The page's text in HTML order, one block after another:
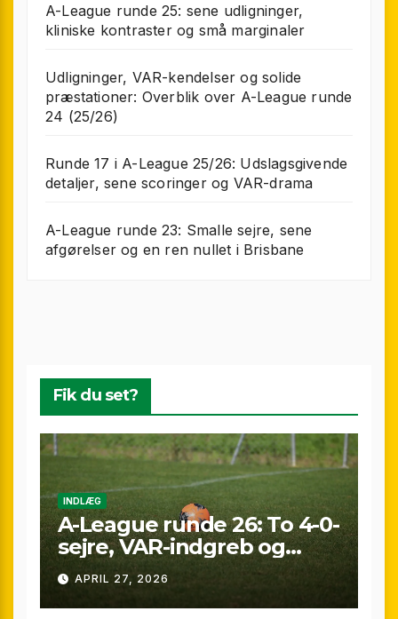
A-League runde 25: sene udligninger,
kliniske kontraster og små marginaler
Udligninger, VAR-kendelser og solide
præstationer: Overblik over A-League runde
24 (25/26)
Runde 17 i A-League 25/26: Udslagsgivende
detaljer, sene scoringer og VAR-drama
A-League runde 23: Smalle sejre, sene
afgørelser og en ren nullet i Brisbane
Fik du set?
INDLÆG
A-League runde 26: To 4-0-
sejre, VAR-indgreb og
sene scoringer – fuld
gennemgang af
weekenden
APRIL 27, 2026